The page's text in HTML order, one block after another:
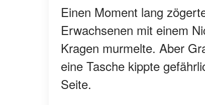
Einen Moment lang
Erwachsenen mit einem
Kragen murmelte. Aber
eine Tasche kippte
Seite.